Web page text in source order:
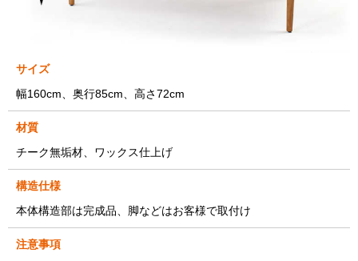
サイズ
幅160cm、奥行85cm、高さ72cm
材質
チーク無垢材、ワックス仕上げ
構造仕様
本体構造部は完成品、脚などはお客様で取付け
注意事項